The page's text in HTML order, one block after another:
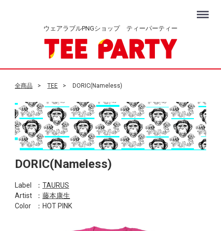
ウェアラブルPNGショップ ティーパーティー
Menu
全商品 TEE DORIC(Nameless)
DORIC(Nameless)
Label ： TAURUS
Artist
： 藤本康生
Color
：HOT PINK